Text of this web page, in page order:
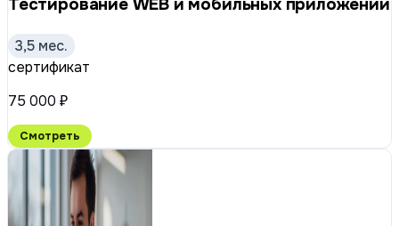
3,5 мес.
сертификат
75 000 ₽
Смотреть